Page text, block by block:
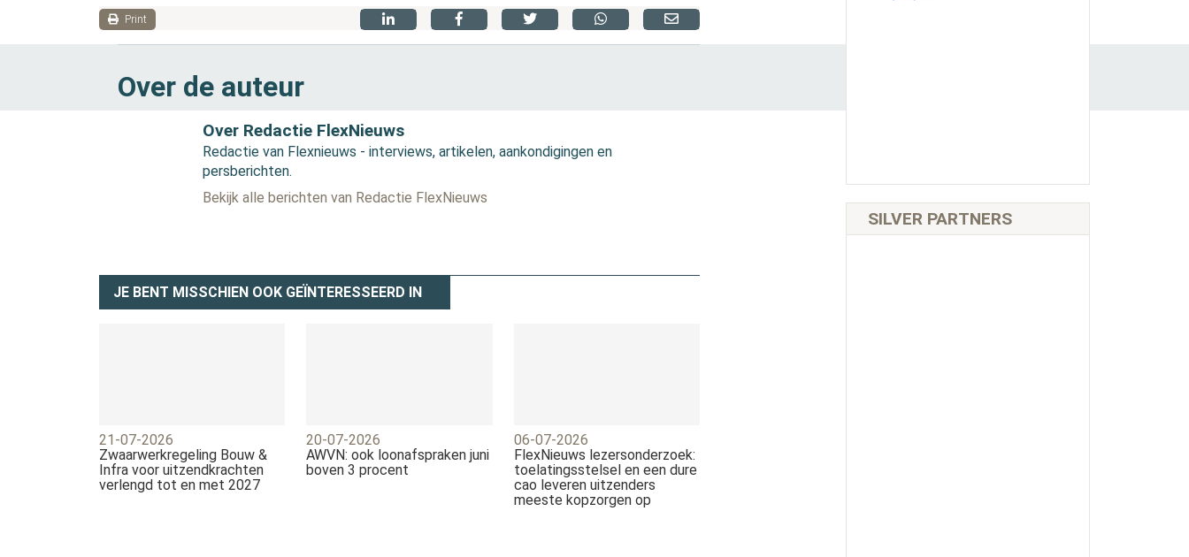
Print
Over de auteur
Over Redactie FlexNieuws
Redactie van Flexnieuws - interviews, artikelen, aankondigingen en
persberichten.
Bekijk alle berichten van Redactie FlexNieuws
JE BENT MISSCHIEN OOK GEÏNTERESSEERD IN
21-07-2026
Zwaarwerkregeling Bouw &
Infra voor uitzendkrachten
verlengd tot en met 2027
20-07-2026
AWVN: ook loonafspraken juni
boven 3 procent
06-07-2026
FlexNieuws lezersonderzoek:
toelatingsstelsel en een dure
cao leveren uitzenders
meeste kopzorgen op
SILVER PARTNERS